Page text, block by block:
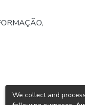
,
We collect and